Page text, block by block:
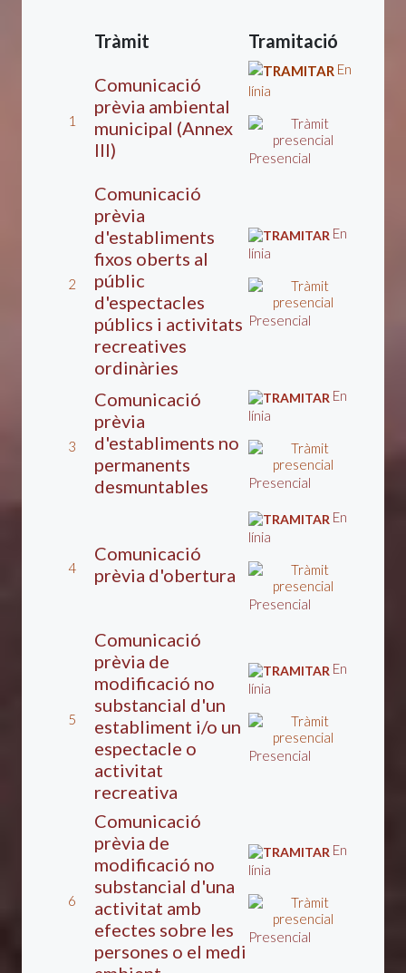
Tràmit Tramitació
1
Comunicació
prèvia ambiental
municipal (Annex
III)
En
línia
Presencial
2
Comunicació
prèvia
d'establiments
fixos oberts al
públic
d'espectacles
públics i activitats
recreatives
ordinàries
En
línia
Presencial
3
Comunicació
prèvia
d'establiments no
permanents
desmuntables
En
línia
Presencial
4
Comunicació
prèvia d'obertura
En
línia
Presencial
5
Comunicació
prèvia de
modificació no
substancial d'un
establiment i/o un
espectacle o
activitat
recreativa
En
línia
Presencial
6
Comunicació
prèvia de
modificació no
substancial d'una
activitat amb
efectes sobre les
persones o el medi
En
línia
Presencial